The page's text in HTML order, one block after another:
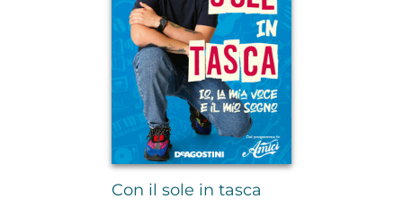
Con il sole in tasca